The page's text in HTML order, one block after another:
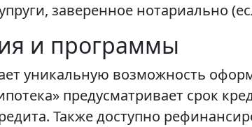
заверенное нотариально
и программы
уникальную возможность
предусматривает срок
Также доступно